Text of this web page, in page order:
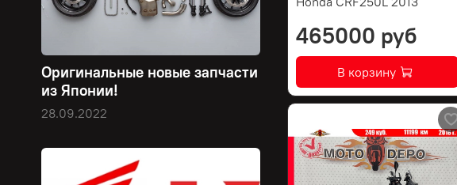
465000 руб
В корзину
Оригинальные новые запчасти
из Японии!
28.09.2022